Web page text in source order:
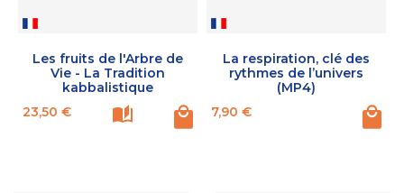
Les fruits de l'Arbre de
Vie - La Tradition
kabbalistique
Prix
23,50 €
La respiration, clé des
rythmes de l’univers
(MP4)
Prix
7,90 €